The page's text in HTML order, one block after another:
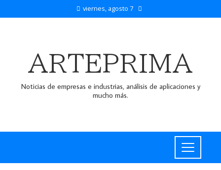
viernes, agosto 7
ARTEPRIMA
Noticias de empresas e industrias, análisis de aplicaciones y
mucho más.